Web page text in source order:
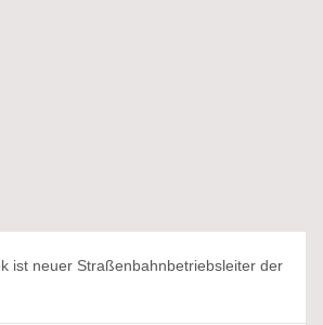
ist neuer Straßenbahnbetriebsleiter der